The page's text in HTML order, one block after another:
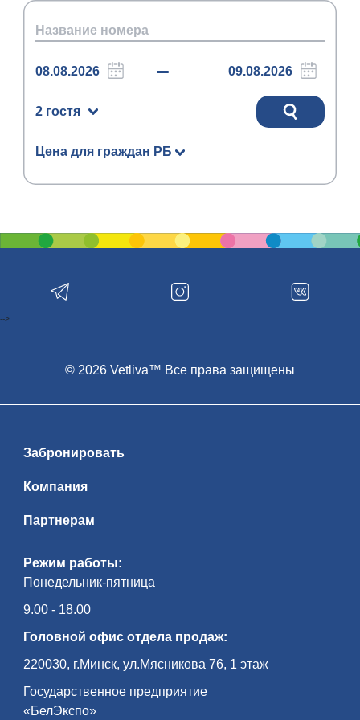
2 гостя
Цена для граждан РБ
Режим работы:
Понедельник-пятница
9.00 - 18.00
Головной офис отдела продаж:
220030, г.Минск, ул.Мясникова 76, 1 этаж
Государственное предприятие
«БелЭкспо»
Забронировать
Компания
Партнерам
© 2026 Vetliva™ Все права защищены
-->